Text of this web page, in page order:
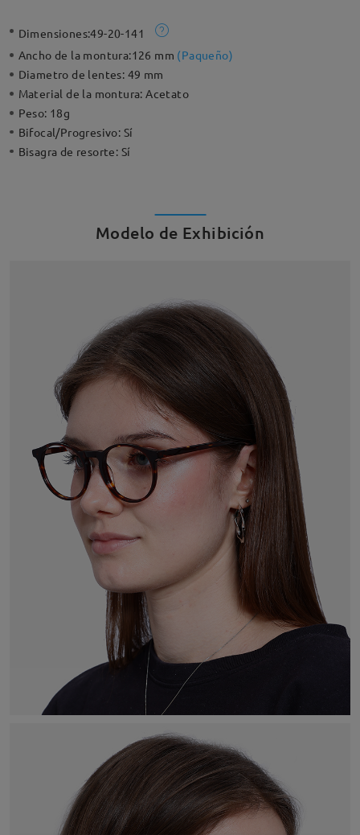
Dimensiones:49-20-141
Ancho de la montura:126 mm (Paqueño)
Diametro de lentes: 49 mm
Material de la montura:Acetato
Peso: 18g
Bifocal/Progresivo: Sí
Bisagra de resorte: Sí
Modelo de Exhibición